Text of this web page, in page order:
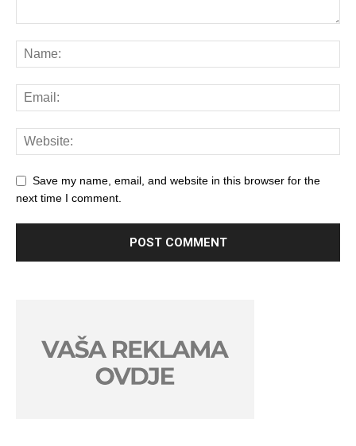
Save my name, email, and website in this browser for the
next time I comment.